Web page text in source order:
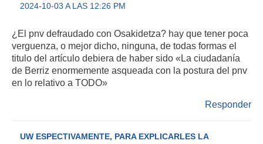
2024-10-03 A LAS 12:26 PM
¿El pnv defraudado con Osakidetza? hay que tener poca
verguenza, o mejor dicho, ninguna, de todas formas el
titulo del artículo debiera de haber sido «La ciudadanía
de Berriz enormemente asqueada con la postura del pnv
en lo relativo a TODO»
Responder
UW ESPECTIVAMENTE, PARA EXPLICARLES LA